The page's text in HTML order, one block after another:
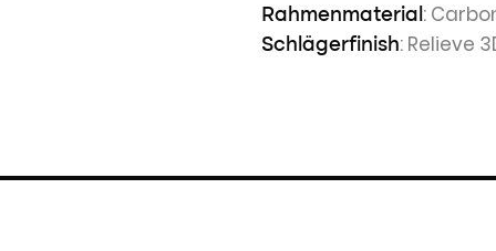
Rahmenmaterial :
Schlägerfinish: Relieve